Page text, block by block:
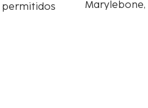
permitidos
Marylebone,